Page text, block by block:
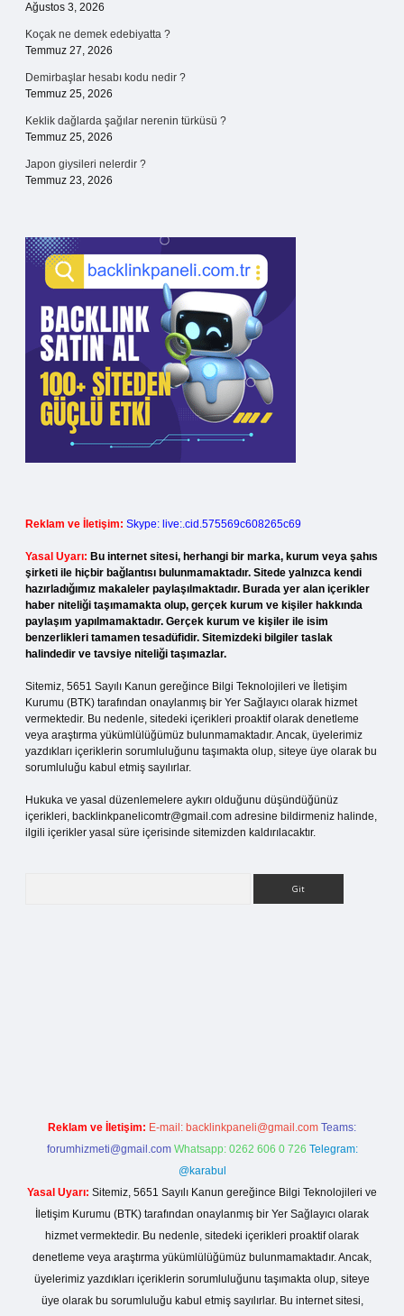
Ağustos 3, 2026
Koçak ne demek edebiyatta ?
Temmuz 27, 2026
Demirbaşlar hesabı kodu nedir ?
Temmuz 25, 2026
Keklik dağlarda şağılar nerenin türküsü ?
Temmuz 25, 2026
Japon giysileri nelerdir ?
Temmuz 23, 2026
Reklam ve İletişim: Skype: live:.cid.575569c608265c69
Yasal Uyarı: Bu internet sitesi, herhangi bir marka, kurum veya şahıs
şirketi ile hiçbir bağlantısı bulunmamaktadır. Sitede yalnızca kendi
hazırladığımız makaleler paylaşılmaktadır. Burada yer alan içerikler
haber niteliği taşımamakta olup, gerçek kurum ve kişiler hakkında
paylaşım yapılmamaktadır. Gerçek kurum ve kişiler ile isim
benzerlikleri tamamen tesadüfidir. Sitemizdeki bilgiler taslak
halindedir ve tavsiye niteliği taşımazlar.
Sitemiz, 5651 Sayılı Kanun gereğince Bilgi Teknolojileri ve İletişim
Kurumu (BTK) tarafından onaylanmış bir Yer Sağlayıcı olarak hizmet
vermektedir. Bu nedenle, sitedeki içerikleri proaktif olarak denetleme
veya araştırma yükümlülüğümüz bulunmamaktadır. Ancak, üyelerimiz
yazdıkları içeriklerin sorumluluğunu taşımakta olup, siteye üye olarak bu
sorumluluğu kabul etmiş sayılırlar.
Hukuka ve yasal düzenlemelere aykırı olduğunu düşündüğünüz
içerikleri, backlinkpanelicomtr@gmail.com adresine bildirmeniz halinde,
ilgili içerikler yasal süre içerisinde sitemizden kaldırılacaktır.
Reklam ve İletişim: E-mail: backlinkpaneli@gmail.com Teams:
forumhizmeti@gmail.com Whatsapp: 0262 606 0 726 Telegram:
@karabul
Yasal Uyarı: Sitemiz, 5651 Sayılı Kanun gereğince Bilgi Teknolojileri ve
İletişim Kurumu (BTK) tarafından onaylanmış bir Yer Sağlayıcı olarak
hizmet vermektedir. Bu nedenle, sitedeki içerikleri proaktif olarak
denetleme veya araştırma yükümlülüğümüz bulunmamaktadır. Ancak,
üyelerimiz yazdıkları içeriklerin sorumluluğunu taşımakta olup, siteye
üye olarak bu sorumluluğu kabul etmiş sayılırlar. Bu internet sitesi,